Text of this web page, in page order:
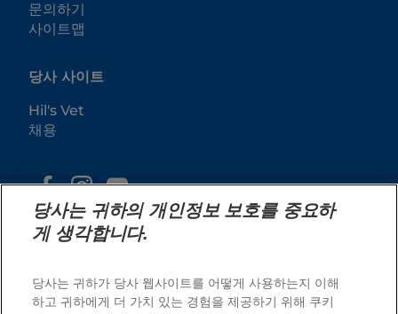
문의하기
사이트맵
당사 사이트
Hil's Vet
채용
당사는 귀하의 개인정보 보호를 중요하
게 생각합니다.
당사는 귀하가 당사 웹사이트를 어떻게 사용하는지 이해
하고 귀하에게 더 가치 있는 경험을 제공하기 위해 쿠키